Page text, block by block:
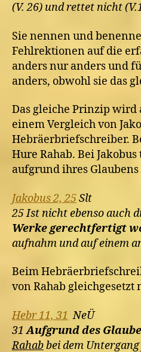
(V. 26) und rettet nicht
Sie nennen und
Fehlrektionen auf die
anders nur anders und
anders, obwohl sie das
Das gleiche Prinzip wird
einem Vergleich von
Hebräerbriefschreiber.
Hure Rahab. Bei
aufgrund ihres
Jakobus 2, 25Slt
25 Ist nicht ebenso auch
Werke gerechtfertigt
aufnahm und auf einem
Beim
von Rahab gleichgesetzt
Hebr 11, 31 NeÜ
31Aufgrund des
Rahabbei dem